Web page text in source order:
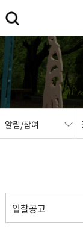
알림/참여
입찰공고